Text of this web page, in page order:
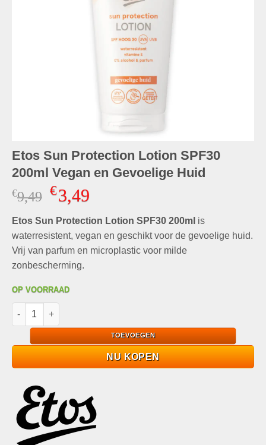
Etos Sun Protection Lotion SPF30
200ml Vegan en Gevoelige Huid
€9,49 Oorspronkelijke
prijs
was:
€9,49.
€3,49Huidige
is:
€3,49.
Etos Sun Protection Lotion SPF30 200ml is
waterresistent, vegan en geschikt voor de gevoelige huid.
Vrij van parfum en microplastic voor milde
zonbescherming.
OP VOORRAAD
Etos Sun Protection Lotion SPF30 200ml Vegan en Gevoelige
TOEVOEGEN
NU KOPEN